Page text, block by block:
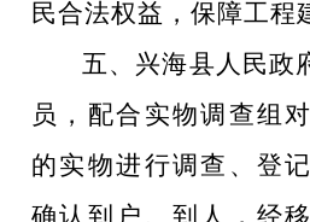
民合法权益，保障工程
五、兴海县人民政
员，配合实物调查组
的实物进行调查、登
确认到户、到人，经